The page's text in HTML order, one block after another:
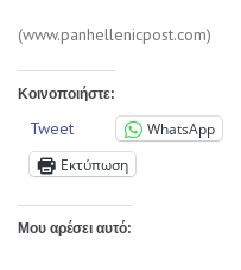
(www.panhellenicpost.com)
Κοινοποιήστε:
Tweet WhatsApp
Εκτύπωση
Μου αρέσει αυτό: